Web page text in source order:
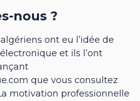
nous ?
ont eu l’idée de
et ils l’ont
que vous consultez
motivation professionnelle